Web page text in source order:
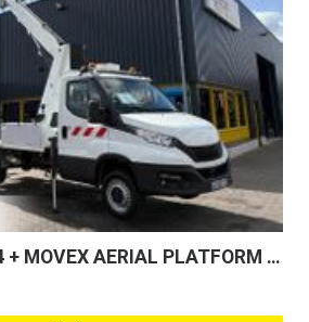
Iveco Daily 35S14 + MOVEX AERIAL PLATFORM 16 METERS + 25,119 KM + MANUAL + EURO 6 + PERFECT TRUCK